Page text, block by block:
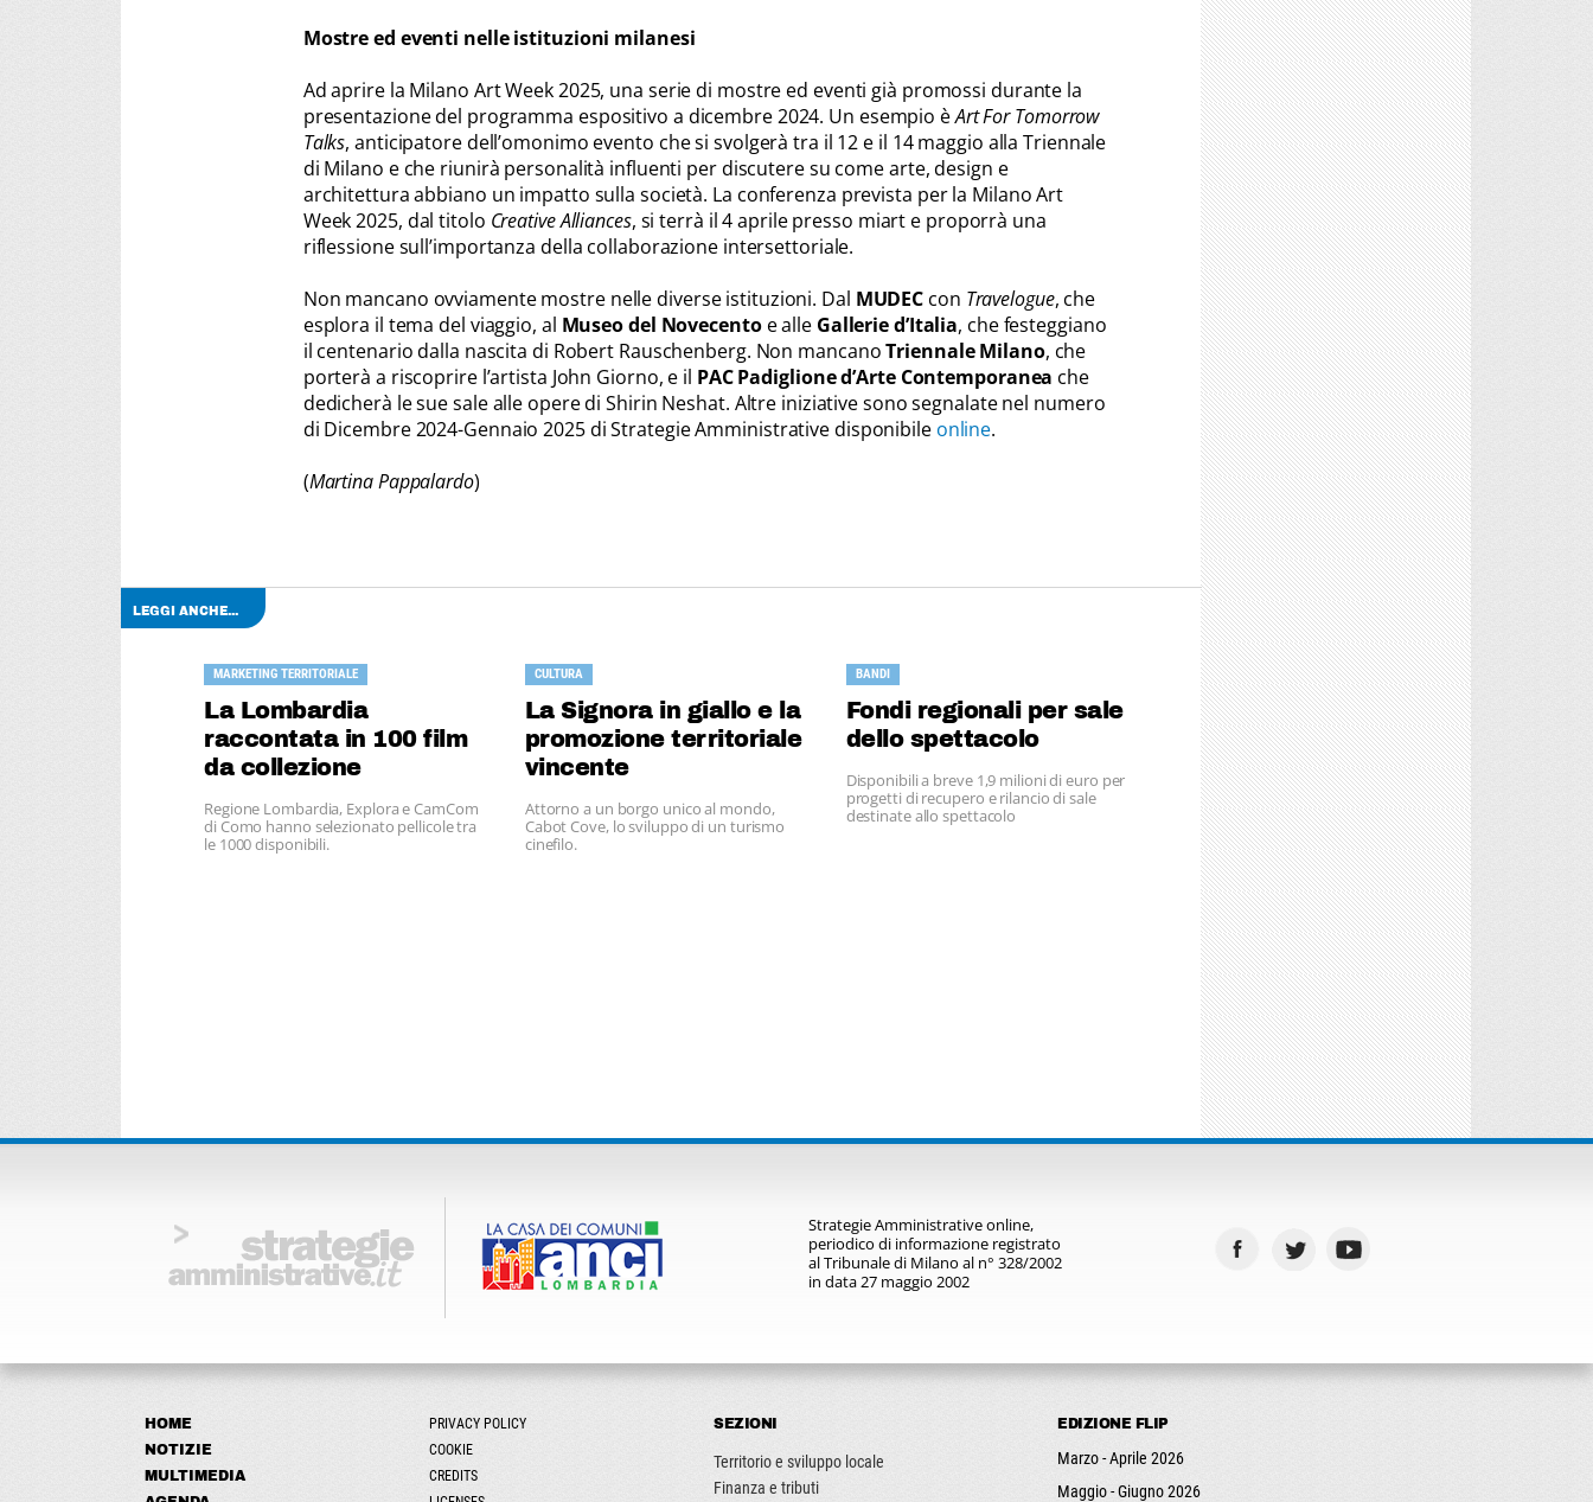
Mostre ed eventi nelle istituzioni milanesi
Ad aprire la Milano Art Week 2025, una serie di mostre ed eventi già promossi durante la
presentazione del programma espositivo a dicembre 2024. Un esempio èArt For Tomorrow
Talks, anticipatore dell’omonimo evento che si svolgerà tra il 12 e il 14 maggio alla Triennale
di Milano e che riunirà personalità influenti per discutere su come arte, design e
architettura abbiano un impatto sulla società. La conferenza prevista per la Milano Art
Week 2025, dal titolo Creative Alliances, si terrà il 4 aprile presso miart e proporrà una
riflessione sull’importanza della collaborazione intersettoriale.
Non mancano ovviamente mostre nelle diverse istituzioni. Dal MUDEC con Travelogue, che
esplora il tema del viaggio, al Museo del Novecentoe alle Gallerie d’Italia, che festeggiano
il centenario dalla nascita di Robert Rauschenberg. Non mancanoTriennale Milano, che
porterà a riscoprire l’artista John Giorno, e il PAC Padiglione d’Arte Contemporanea che
dedicherà le sue sale alle opere di Shirin Neshat. Altre iniziative sono segnalate nel numero
di Dicembre 2024-Gennaio 2025 di Strategie Amministrative disponibile online.
(Martina Pappalardo)
LEGGI ANCHE...
MARKETING TERRITORIALE
La Lombardia
raccontata in 100 film
da collezione
Regione Lombardia, Explora e CamCom
di Como hanno selezionato pellicole tra
le 1000 disponibili.
CULTURA
La Signora in giallo e la
promozione territoriale
vincente
Attorno a un borgo unico al mondo,
Cabot Cove, lo sviluppo di un turismo
cinefilo.
BANDI
Fondi regionali per sale
dello spettacolo
Disponibili a breve 1,9 milioni di euro per
progetti di recupero e rilancio di sale
destinate allo spettacolo
Strategie Amministrative online,
periodico di informazione registrato
al Tribunale di Milano al n° 328/2002
in data 27 maggio 2002
HOME
NOTIZIE
MULTIMEDIA
PRIVACY POLICY
COOKIE
CREDITS
SEZIONI
Territorio e sviluppo locale
Finanza e tributi
EDIZIONE FLIP
Marzo - Aprile 2026
Maggio - Giugno 2026